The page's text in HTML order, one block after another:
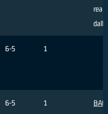
6-5 1
6-5 1